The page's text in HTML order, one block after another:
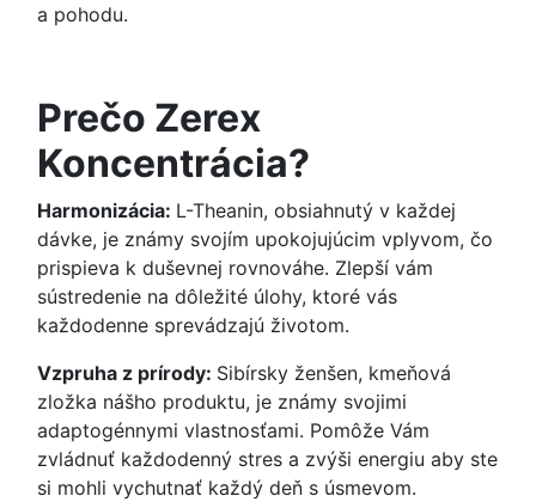
a pohodu.
Prečo Zerex
Koncentrácia?
Harmonizácia: L-Theanin, obsiahnutý v každej
dávke, je známy svojím upokojujúcim vplyvom, čo
prispieva k duševnej rovnováhe. Zlepší vám
sústredenie na dôležité úlohy, ktoré vás
každodenne sprevádzajú životom.
Vzpruha z prírody: Sibírsky ženšen, kmeňová
zložka nášho produktu, je známy svojimi
adaptogénnymi vlastnosťami. Pomôže Vám
zvládnuť každodenný stres a zvýši energiu aby ste
si mohli vychutnať každý deň s úsmevom.